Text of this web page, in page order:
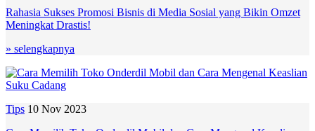
Rahasia Sukses Promosi Bisnis di Media Sosial yang Bikin Omzet
Meningkat Drastis!
» selengkapnya
Tips 10 Nov 2023